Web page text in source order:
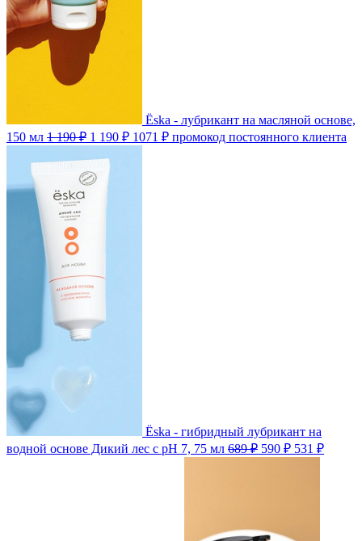
Ёska - лубрикант на масляной основе,
150 мл 1 190 ₽ 1 190 ₽ 1071 ₽ промокод постоянного клиента
Ёska - гибридный лубрикант на
водной основе Дикий лес с pH 7, 75 мл 689 ₽ 590 ₽ 531 ₽